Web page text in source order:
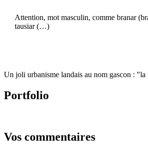
Attention, mot masculin, comme branar
tausiar (…)
Un joli urbanisme landais au nom gascon : "la
Portfolio
Vos commentaires